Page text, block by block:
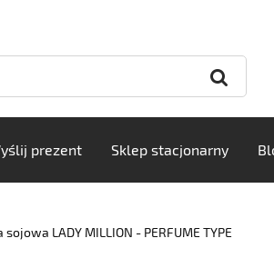
prezent Sklep stacjonarny
sojowa LADY MILLION - PERFUME TYPE